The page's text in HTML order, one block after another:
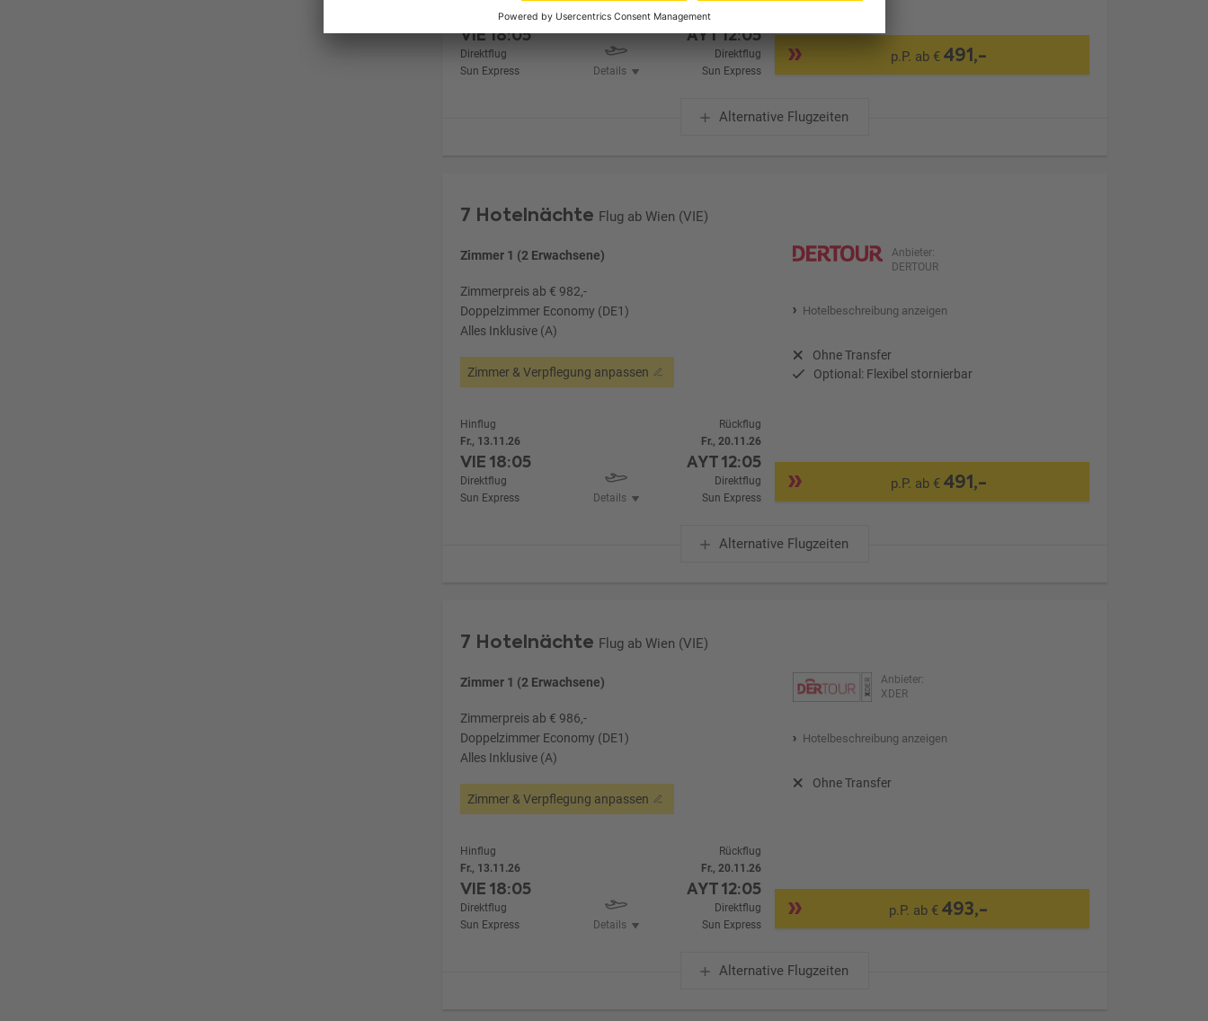
Do., 12.11.26
VIE18:05
Direktflug
Sun Express
Details
Do., 19.11.26
AYT12:05
Direktflug
Sun Express
p.P. ab € 491,-
Alternative Flugzeiten
7 Hotelnächte Flug ab Wien (VIE)
Zimmer 1 (2 Erwachsene)
Zimmerpreis ab € 982,-
Doppelzimmer Economy (DE1)
Alles Inklusive (A)
Zimmer & Verpflegung anpassen
Anbieter:
DERTOUR
Hotelbeschreibung anzeigen
Ohne Transfer
Optional: Flexibel stornierbar
Hinflug
Fr., 13.11.26
VIE18:05
Direktflug
Sun Express
Details
Rückflug
Fr., 20.11.26
AYT12:05
Direktflug
Sun Express
p.P. ab € 491,-
Alternative Flugzeiten
7 Hotelnächte Flug ab Wien (VIE)
Zimmer 1 (2 Erwachsene)
Zimmerpreis ab € 986,-
Doppelzimmer Economy (DE1)
Alles Inklusive (A)
Zimmer & Verpflegung anpassen
Anbieter:
XDER
Hotelbeschreibung anzeigen
Ohne Transfer
Hinflug
Fr., 13.11.26
VIE18:05
Direktflug
Sun Express
Details
Rückflug
Fr., 20.11.26
AYT12:05
Direktflug
Sun Express
p.P. ab €493,-
Alternative Flugzeiten